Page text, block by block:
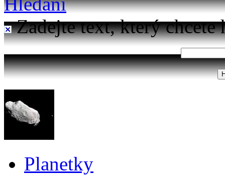
Zadejte text, který chcete
Planetky